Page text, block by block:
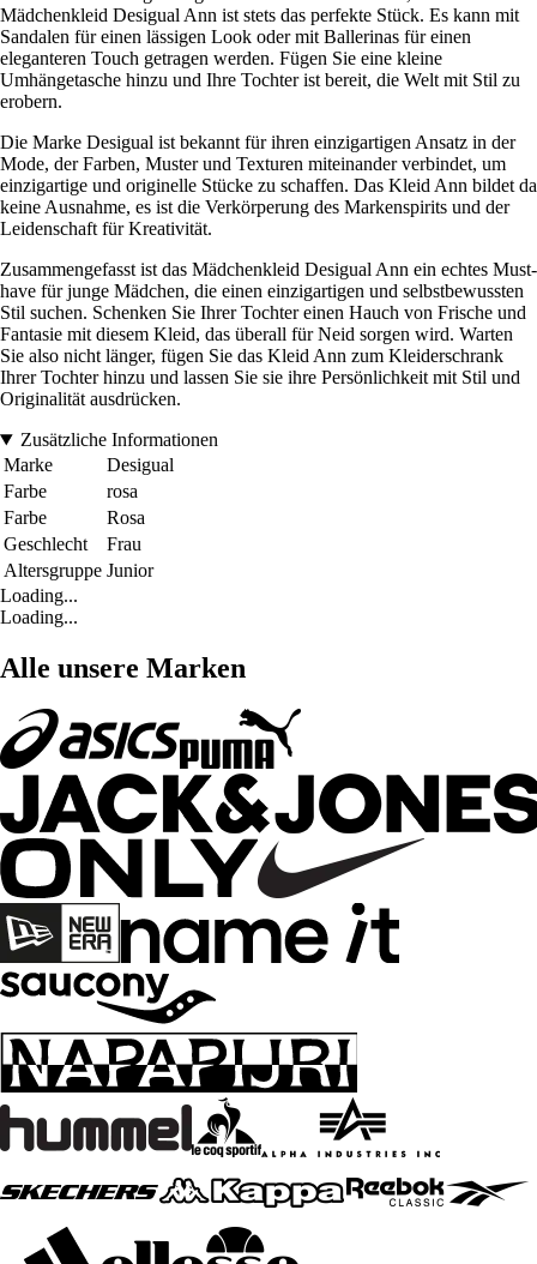
Mädchenkleid Desigual Ann ist stets das perfekte Stück. Es kann mit
Sandalen für einen lässigen Look oder mit Ballerinas für einen
eleganteren Touch getragen werden. Fügen Sie eine kleine
Umhängetasche hinzu und Ihre Tochter ist bereit, die Welt mit Stil zu
erobern.
Die Marke Desigual ist bekannt für ihren einzigartigen Ansatz in der
Mode, der Farben, Muster und Texturen miteinander verbindet, um
einzigartige und originelle Stücke zu schaffen. Das Kleid Ann bildet da
keine Ausnahme, es ist die Verkörperung des Markenspirits und der
Leidenschaft für Kreativität.
Zusammengefasst ist das Mädchenkleid Desigual Ann ein echtes Must-
have für junge Mädchen, die einen einzigartigen und selbstbewussten
Stil suchen. Schenken Sie Ihrer Tochter einen Hauch von Frische und
Fantasie mit diesem Kleid, das überall für Neid sorgen wird. Warten
Sie also nicht länger, fügen Sie das Kleid Ann zum Kleiderschrank
Ihrer Tochter hinzu und lassen Sie sie ihre Persönlichkeit mit Stil und
Originalität ausdrücken.
Zusätzliche Informationen
Marke
Desigual
Farbe
rosa
Farbe
Rosa
Geschlecht
Frau
Altersgruppe Junior
Loading...
Loading...
Alle unsere Marken